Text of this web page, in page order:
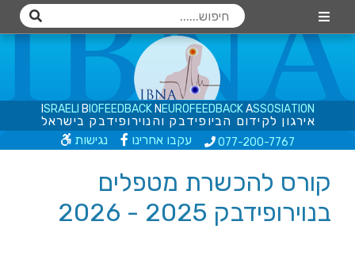
SRAELI B OFEEDBACK N EUROFEEDBACK ASSOS AT ON
אירגון לקידום הביו פידב ק והנוירופידב ק בישראל
077-200-7767 עקבו אחרינו נגישות
קורס להכשרת מטפלים
בנוירופידבק 2025 - 2026